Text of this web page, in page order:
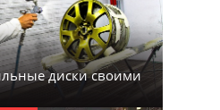
диски своими